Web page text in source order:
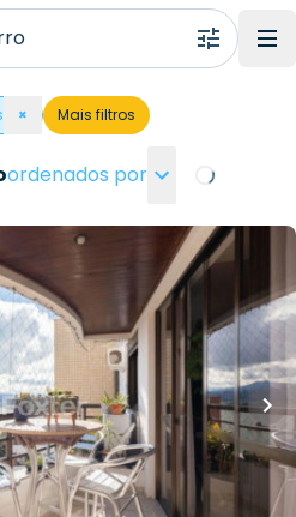
× Mais filtros
ordenados por
•2vagas
Fernando
Florianópolis/SC
Mello,Bom Abrigo ,